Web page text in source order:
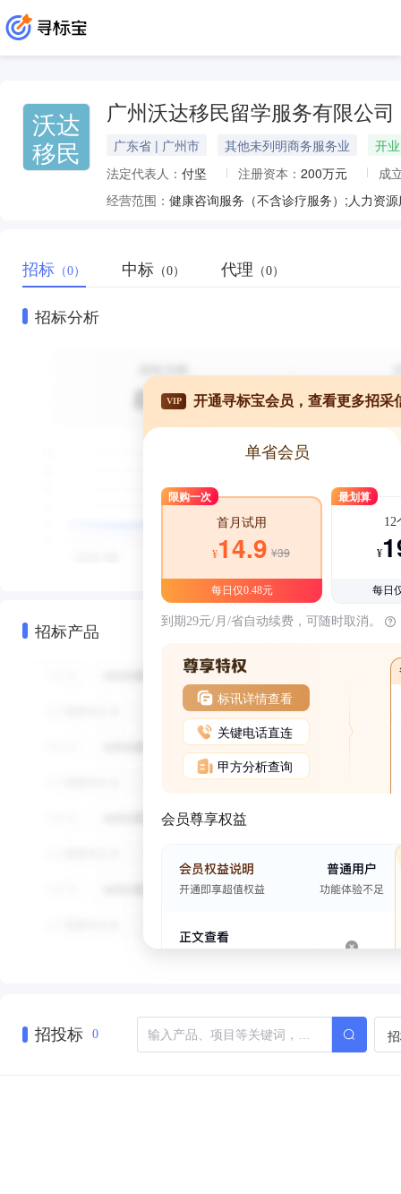
沃达
移民
广州沃达移民留学服务有限公司
广东省 | 广州市 其他未列明商务服务业
开业
法定代表人： 付坚 注册资本： 200万元
成
经营范围：
招标 （0） 中标 （0） 代理 （0）
招标分析
招标产品
VIP 开通寻标宝会员，查看更多招采
单省会员
限购一次
首月试用
¥14.9 ¥39
每日仅0.48元
最划算
12
¥
每日
到期29元/月/省自动续费，可随时取消。
标讯详情查看
关键电话直连
甲方分析查询
会员尊享权益
招投标 0